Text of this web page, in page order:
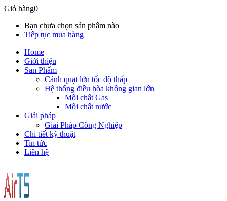
Giỏ hàng0
Bạn chưa chọn sản phẩm nào
Tiếp tục mua hàng
Home
Giới thiệu
Sản Phẩm
Cánh quạt lớn tốc độ thấp
Hệ thống điều hòa không gian lớn
Môi chất Gas
Môi chất nước
Giải pháp
Giải Pháp Công Nghiệp
Chi tiết kỹ thuật
Tin tức
Liên hệ